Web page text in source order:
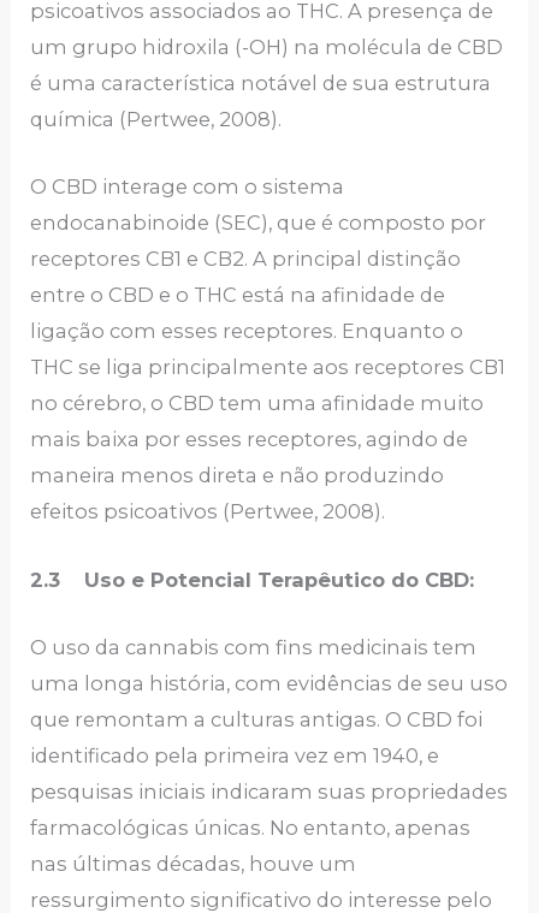
psicoativos associados ao THC. A presença de
um grupo hidroxila (-OH) na molécula de CBD
é uma característica notável de sua estrutura
química (Pertwee, 2008).
O CBD interage com o sistema
endocanabinoide (SEC), que é composto por
receptores CB1 e CB2. A principal distinção
entre o CBD e o THC está na afinidade de
ligação com esses receptores. Enquanto o
THC se liga principalmente aos receptores CB1
no cérebro, o CBD tem uma afinidade muito
mais baixa por esses receptores, agindo de
maneira menos direta e não produzindo
efeitos psicoativos (Pertwee, 2008).
2.3 Uso e Potencial Terapêutico do CBD:
O uso da cannabis com fins medicinais tem
uma longa história, com evidências de seu uso
que remontam a culturas antigas. O CBD foi
identificado pela primeira vez em 1940, e
pesquisas iniciais indicaram suas propriedades
farmacológicas únicas. No entanto, apenas
nas últimas décadas, houve um
ressurgimento significativo do interesse pelo